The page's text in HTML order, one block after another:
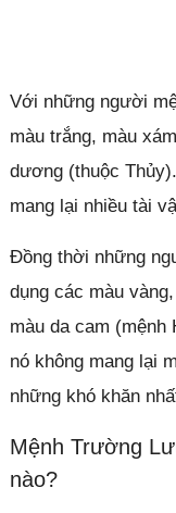
Với những người
màu trắng, màu
dương (thuộc
mang lại nhiều tài
Đồng thời những
dụng các màu
màu da cam (mệnh
nó không mang lại
những khó khăn
Mệnh Trường
nào?